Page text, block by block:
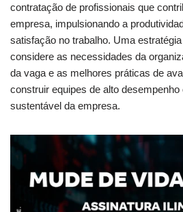
contratação de profissionais que
empresa, impulsionando a
satisfação no trabalho. Uma
considere as necessidades da
da vaga e as melhores práticas de
construir equipes de alto
sustentável da empresa.